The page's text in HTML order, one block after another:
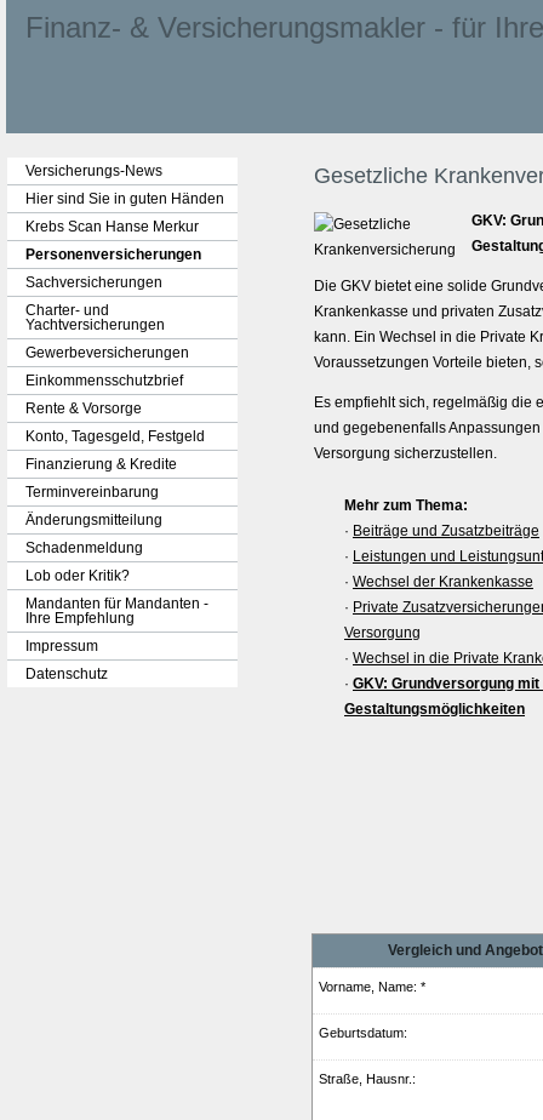
Finanz- & Ver­sicherungs­makler - für
Versicherungs-News
Hier sind Sie in guten Händen
Krebs Scan Hanse Merkur
Per­sonenversicherungen
Sachversicherungen
Charter- und
Yachtversicherungen
Gewerbeversicherungen
Einkommensschutzbrief
Rente & Vorsorge
Konto, Tages­geld, Festgeld
Finanzierung & Kredite
Terminvereinbarung
Änderungsmitteilung
Schadenmeldung
Lob oder Kritik?
Mandanten für Mandanten -
Ihre Empfehlung
Impressum
Datenschutz
Gesetzliche
GKV:
Die GKV bietet eine solide
Krankenkasse und privaten
kann. Ein Wechsel in die Private
Voraussetzungen Vorteile bieten,
Es empfiehlt sich, regelmäßig die
und gegebenenfalls
Versorgung sicherzustellen.
Mehr zum Thema:
· Beiträge und Zusatzbeiträge
· Leistungen und
· Wechsel der Krankenkasse
· Private
Versorgung
· Wechsel in die Private
· GKV: Grundversorgung
Gestaltungsmöglichkeiten
Vergleich und
Vorname, Name: *
Geburts­datum:
Straße, Hausnr.: